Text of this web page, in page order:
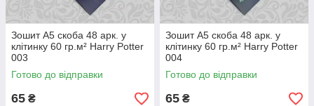
Зошит А5 скоба 48 арк. у
клітинку 60 гр.м² Harry Potter
003
Готово до відправки
65 ₴
Зошит А5 скоба 48 арк. у
клітинку 60 гр.м² Harry Potter
004
Готово до відправки
65 ₴